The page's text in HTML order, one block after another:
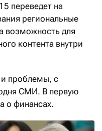
переведет на
региональные
возможность для
контента внутри
и проблемы, с
СМИ. В первую
о финансах.